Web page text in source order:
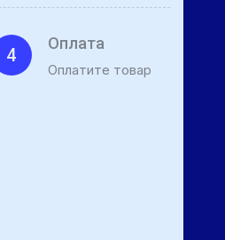
4
Оплата
Оплатите товар